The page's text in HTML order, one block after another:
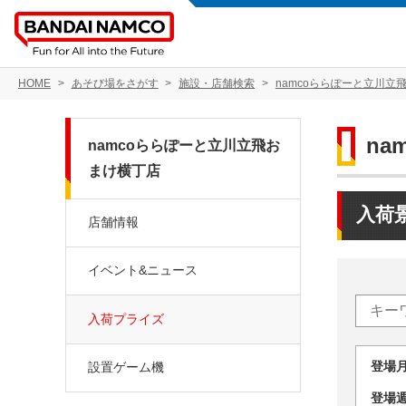
HOME あそび場をさがす 施設・店舗検索 namcoららぽーと立川立
入荷
登
登
namcoららぽーと立川立飛お
まけ横丁店
店舗情報
イベント&ニュース
入荷プライズ
設置ゲーム機